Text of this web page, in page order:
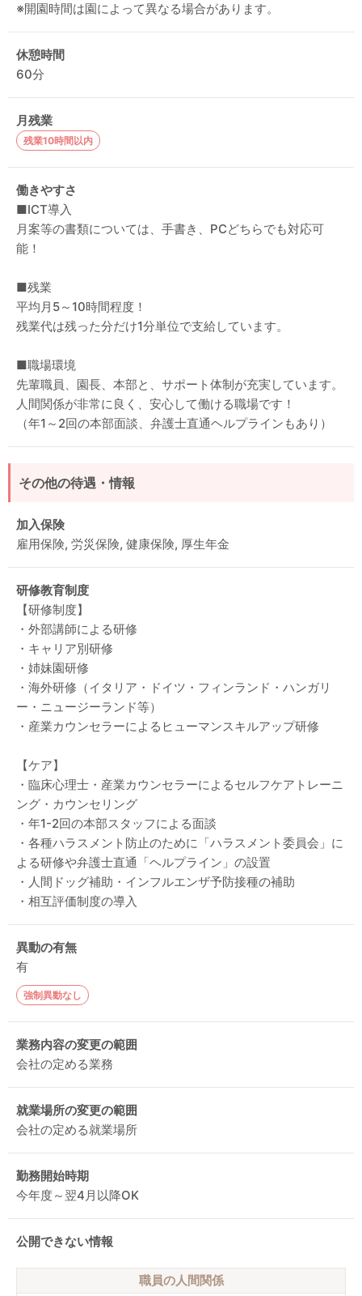
※開園時間は園によって異なる場合があります。
休憩時間
60分
月残業
残業10時間以内
働きやすさ
■ICT導入
月案等の書類については、手書き、PCどちらでも対応可
能！
■残業
平均月5～10時間程度！
残業代は残った分だけ1分単位で支給しています。
■職場環境
先輩職員、園長、本部と、サポート体制が充実しています。
人間関係が非常に良く、安心して働ける職場です！
（年1～2回の本部面談、弁護士直通ヘルプラインもあり）
その他の待遇・情報
加入保険
雇用保険, 労災保険, 健康保険, 厚生年金
研修教育制度
【研修制度】
・外部講師による研修
・キャリア別研修
・姉妹園研修
・海外研修（イタリア・ドイツ・フィンランド・ハンガリ
ー・ニュージーランド等）
・産業カウンセラーによるヒューマンスキルアップ研修
【ケア】
・臨床心理士・産業カウンセラーによるセルフケアトレーニ
ング・カウンセリング
・年1-2回の本部スタッフによる面談
・各種ハラスメント防止のために「ハラスメント委員会」に
よる研修や弁護士直通「ヘルプライン」の設置
・人間ドッグ補助・インフルエンザ予防接種の補助
・相互評価制度の導入
異動の有無
有
強制異動なし
業務内容の変更の範囲
会社の定める業務
就業場所の変更の範囲
会社の定める就業場所
勤務開始時期
今年度～翌4月以降OK
公開できない情報
職員の人間関係